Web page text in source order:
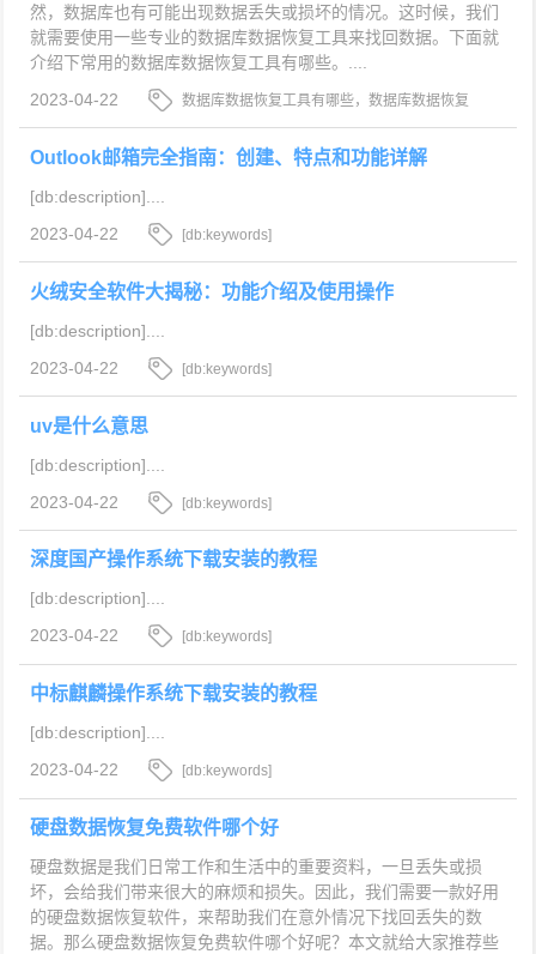
然，数据库也有可能出现数据丢失或损坏的情况。这时候，我们
就需要使用一些专业的数据库数据恢复工具来找回数据。下面就
介绍下常用的数据库数据恢复工具有哪些。....
2023-04-22
数据库数据恢复工具有哪些，数据库数据恢复
工具，数据库数据恢复
Outlook邮箱完全指南：创建、特点和功能详解
[db:description]....
2023-04-22
[db:keywords]
火绒安全软件大揭秘：功能介绍及使用操作
[db:description]....
2023-04-22
[db:keywords]
uv是什么意思
[db:description]....
2023-04-22
[db:keywords]
深度国产操作系统下载安装的教程
[db:description]....
2023-04-22
[db:keywords]
中标麒麟操作系统下载安装的教程
[db:description]....
2023-04-22
[db:keywords]
硬盘数据恢复免费软件哪个好
硬盘数据是我们日常工作和生活中的重要资料，一旦丢失或损
坏，会给我们带来很大的麻烦和损失。因此，我们需要一款好用
的硬盘数据恢复软件，来帮助我们在意外情况下找回丢失的数
据。那么硬盘数据恢复免费软件哪个好呢？本文就给大家推荐些